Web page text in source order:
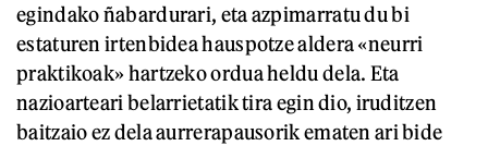
egindako ñabardurari, eta azpimarratu du bi
estaturen irtenbidea hauspotze aldera «neurri
praktikoak» hartzeko ordua heldu dela. Eta
nazioarteari belarrietatik tira egin dio, iruditzen
baitzaio ez dela aurrerapausorik ematen ari bide